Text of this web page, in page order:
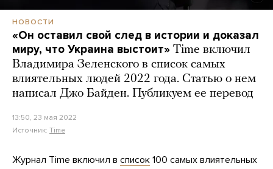
НОВОСТИ
«Он оставил свой след в истории и доказал
миру, что Украина выстоит» Time включил
Владимира Зеленского в список самых
влиятельных людей 2022 года. Статью о нем
написал Джо Байден. Публикуем ее перевод
13:50, 23 мая 2022
Источник: Time
Журнал Time включил в список 100 самых влиятельных